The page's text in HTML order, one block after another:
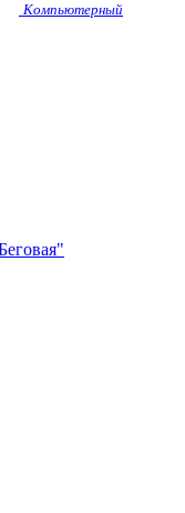
Компьютерный